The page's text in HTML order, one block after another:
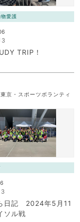
愛護
3
TRIP！
京・スポーツボランティ
3
日記 2024年5月11
ソル戦